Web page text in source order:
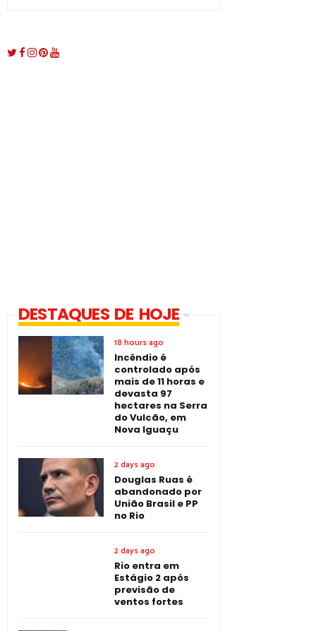
DESTAQUES DE HOJE
18 hours ago
Incêndio é
controlado após
mais de 11 horas e
devasta 97
hectares na Serra
do Vulcão, em
Nova Iguaçu
2 days ago
Douglas Ruas é
abandonado por
União Brasil e PP
no Rio
2 days ago
Rio entra em
Estágio 2 após
previsão de
ventos fortes